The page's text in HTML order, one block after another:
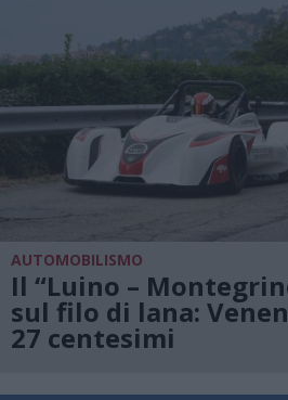
AUTOMOBILISMO
Il “Luino –
sul filo di lana:
27 centesimi